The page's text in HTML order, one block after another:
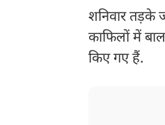
शनिवार तड़के
काफिलों में
किए गए हैं.